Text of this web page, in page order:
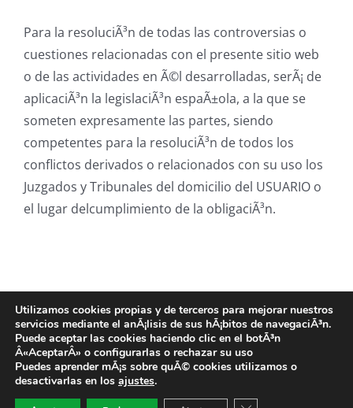
Para la resoluciÃ³n de todas las controversias o
cuestiones relacionadas con el presente sitio web
o de las actividades en Ã©l desarrolladas, serÃ¡ de
aplicaciÃ³n la legislaciÃ³n espaÃ±ola, a la que se
someten expresamente las partes, siendo
competentes para la resoluciÃ³n de todos los
conflictos derivados o relacionados con su uso los
Juzgados y Tribunales del domicilio del USUARIO o
el lugar delcumplimiento de la obligaciÃ³n.
Aviso Legal |Política de Cookies|Política de Privacidad
Copyright 2021 | Todos los derechos reservados | Hecha con amor
por Brandoon
Utilizamos cookies propias y de terceros para mejorar nuestros
servicios mediante el anÃ¡lisis de sus hÃ¡bitos de navegaciÃ³n.
Puede aceptar las cookies haciendo clic en el botÃ³n
Â«AceptarÂ» o configurarlas o rechazar su uso
Puedes aprender mÃ¡s sobre quÃ© cookies utilizamos o
desactivarlas en los ajustes.